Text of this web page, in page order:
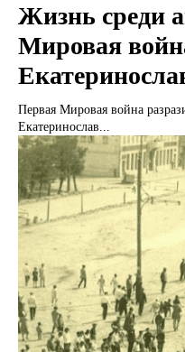
Жизнь среди
Мировая
Первая Мировая война
Екатеринослав...